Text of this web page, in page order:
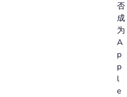
否
成
为
A
p
p
l
e